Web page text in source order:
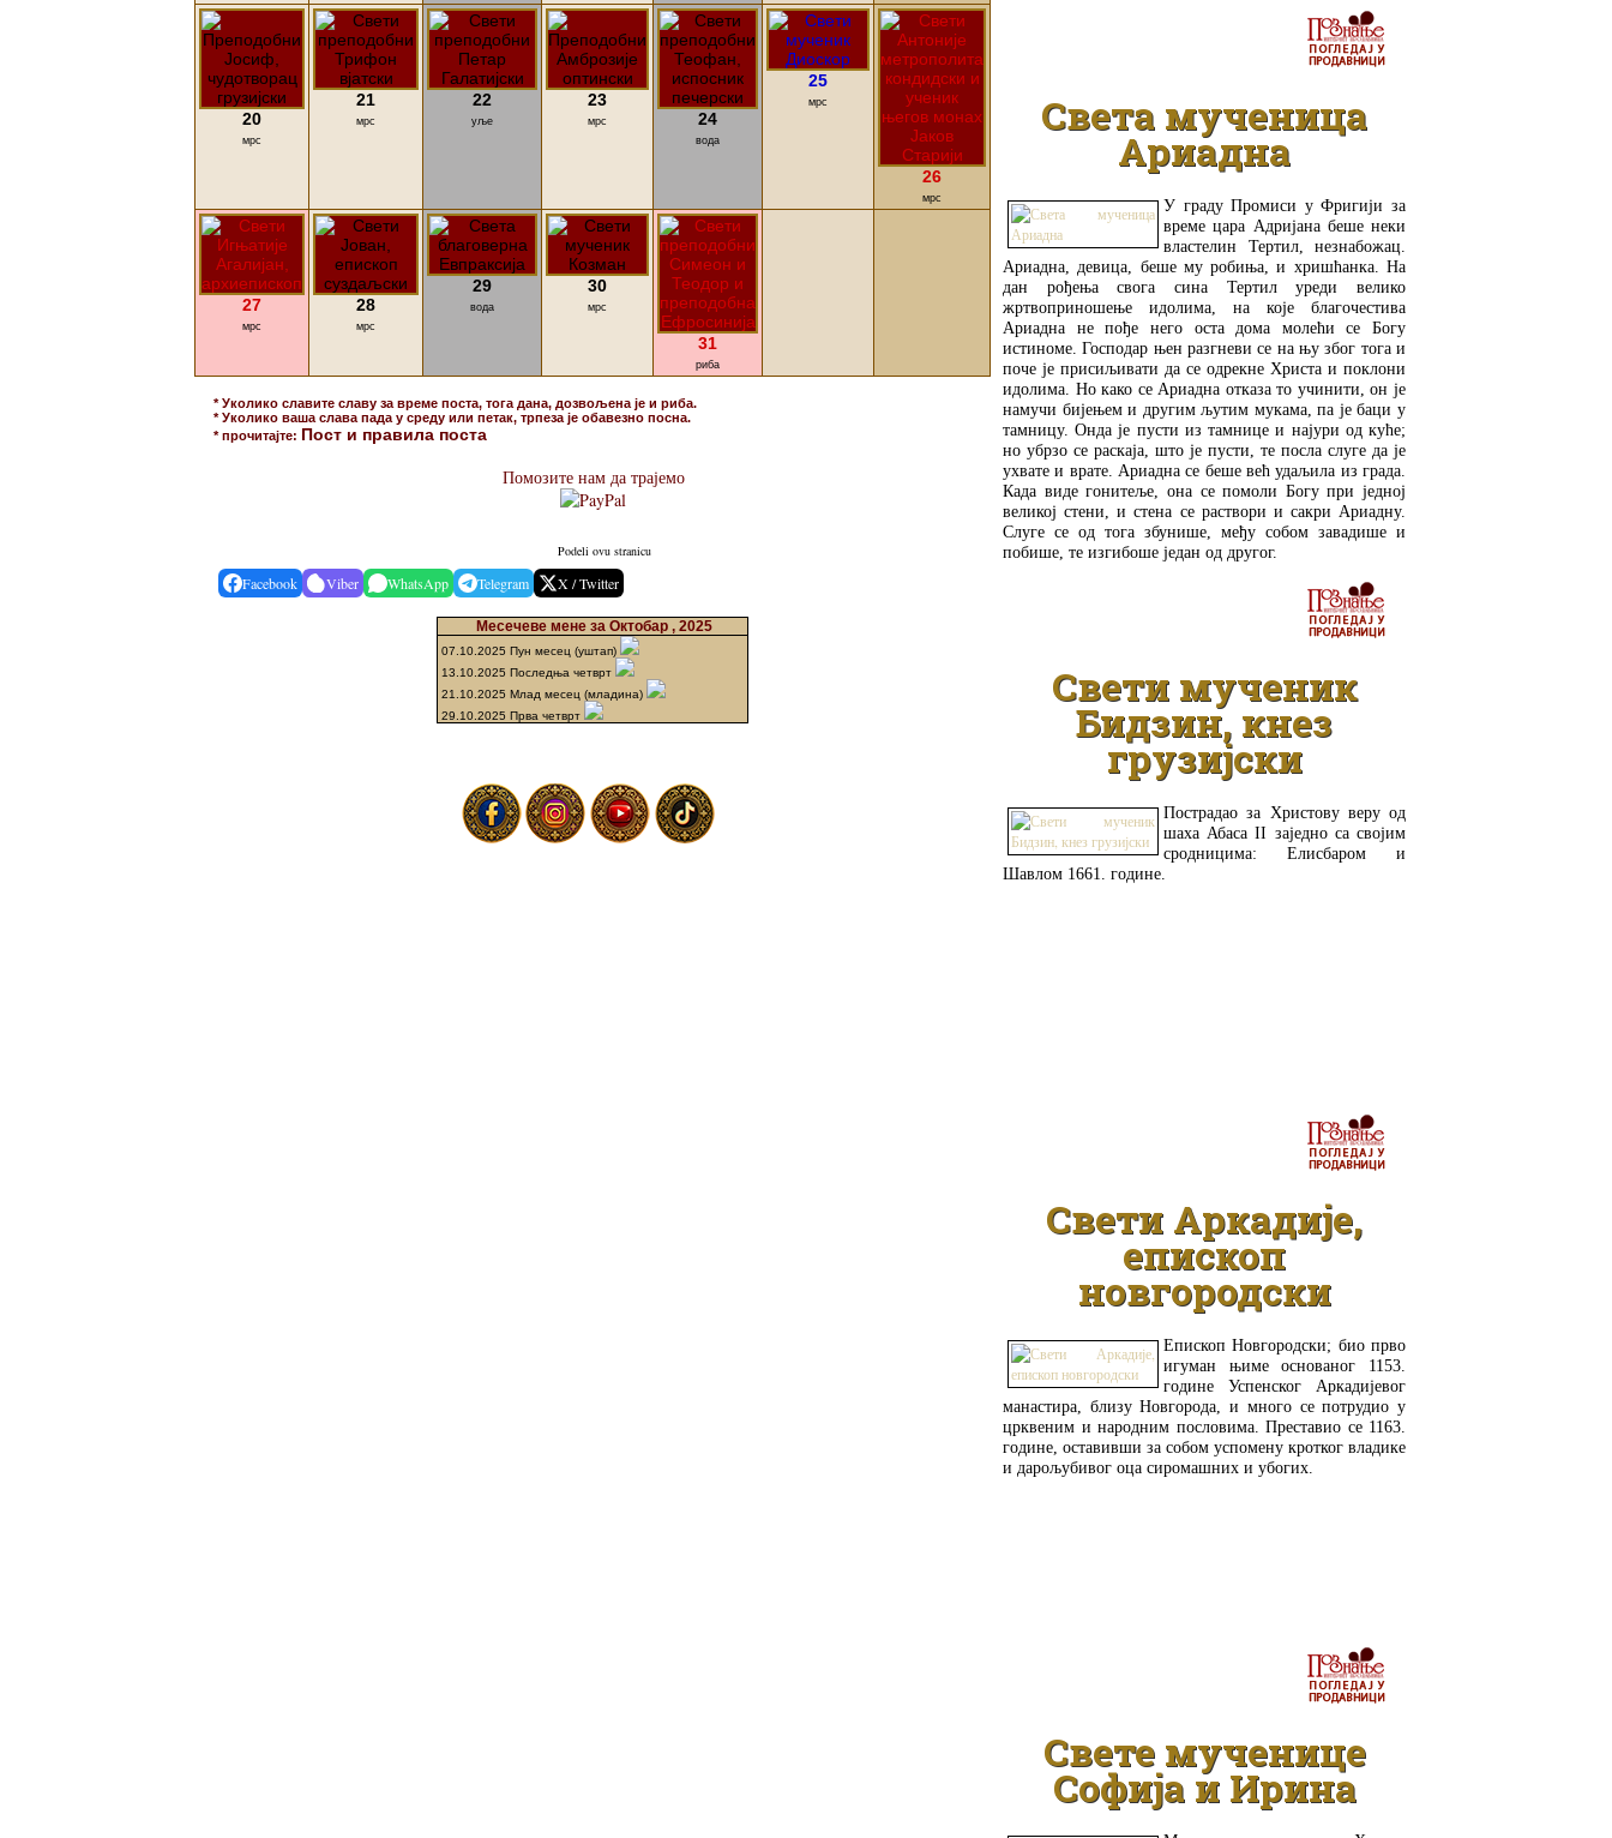
Света мученица
Ариадна
У граду Промиси у Фригији за
време цара Адријана беше неки
властелин Тертил, незнабожац.
Ариадна, девица, беше му робиња, и хришћанка. На
дан рођења свога сина Тертил уреди велико
жртвоприношење идолима, на које благочестива
Ариадна не пође него оста дома молећи се Богу
истиноме. Господар њен разгневи се на њу због тога и
поче је присиљивати да се одрекне Христа и поклони
идолима. Но како се Ариадна отказа то учинити, он је
намучи бијењем и другим љутим мукама, па је баци у
тамницу. Онда је пусти из тамнице и најури од куће;
но убрзо се раскаја, што је пусти, те посла слуге да је
ухвате и врате. Ариадна се беше већ удаљила из града.
Када виде гонитеље, она се помоли Богу при једној
великој стени, и стена се раствори и сакри Ариадну.
Слуге се од тога збунише, међу собом завадише и
побише, те изгибоше један од другог.
Свети мученик
Бидзин, кнез
грузијски
Пострадао за Христову веру од
шаха Абаса II заједно са својим
сродницима: Елисбаром и
Шавлом 1661. године.
Свети Аркадије,
епископ
новгородски
Епископ Новгородски; био прво
игуман њиме основаног 1153.
године Успенског Аркадијевог
манастира, близу Новгорода, и много се потрудио у
црквеним и народним пословима. Преставио се 1163.
године, оставивши за собом успомену кротког владике
и дарољубивог оца сиромашних и убогих.
Свете мученице
Софија и Ирина
20
мрс
21
мрс
22
уље
23
мрс 24
вода
25
мрс
26
мрс
27
мрс
28
мрс
29
вода
30
мрс
31
риба
* Уколико славите славу за време поста, тога дана, дозвољена је и риба.
* Уколико ваша слава пада у среду или петак, трпеза је обавезно посна.
* прочитајте: Пост и правила поста
Помозите нам да трајемо
Podeli ovu stranicu
Facebook Viber WhatsApp Telegram X / Twitter
Месечеве мене за Октобар , 2025
07.10.2025 Пун месец (уштап)
13.10.2025 Последња четврт
21.10.2025 Млад месец (младина)
29.10.2025 Прва четврт